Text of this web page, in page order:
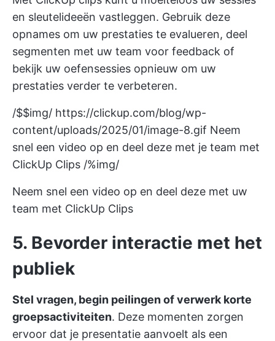
en sleutelideeën vastleggen. Gebruik deze
opnames om uw prestaties te evalueren, deel
segmenten met uw team voor feedback of
bekijk uw oefensessies opnieuw om uw
prestaties verder te verbeteren.
/$$img/ https://clickup.com/blog/wp-
content/uploads/2025/01/image-8.gif Neem
snel een video op en deel deze met je team met
ClickUp Clips /%img/
Neem snel een video op en deel deze met uw
team met ClickUp Clips
5. Bevorder interactie met het
publiek
Stel vragen, begin peilingen of verwerk korte
groepsactiviteiten. Deze momenten zorgen
ervoor dat je presentatie aanvoelt als een